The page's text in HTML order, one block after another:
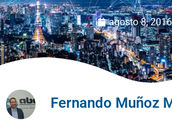
agosto 8, 2016
Fernando Muñoz